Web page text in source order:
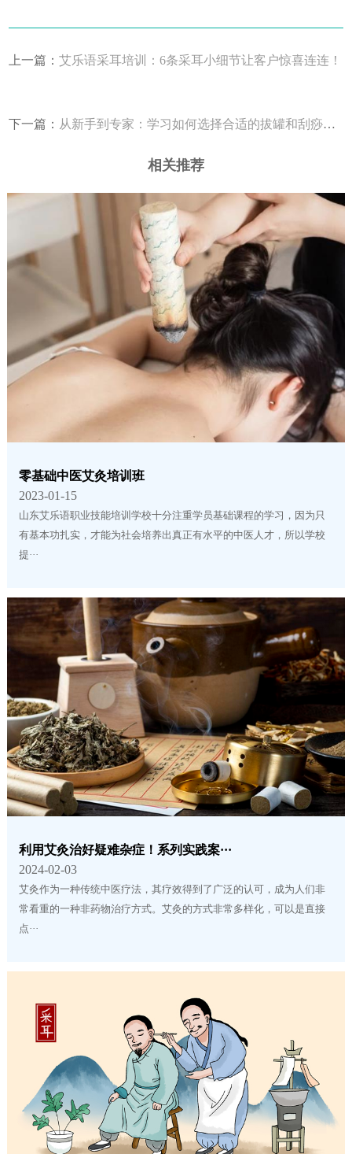
上一篇：艾乐语采耳培训：6条采耳小细节让客户惊喜连连！
下一篇： 从新手到专家：学习如何选择合适的拔罐和刮痧工具
相关推荐
零基础中医艾灸培训班
2023-01-15
山东艾乐语职业技能培训学校十分注重学员基础课程的学习，因为只
有基本功扎实，才能为社会培养出真正有水平的中医人才，所以学校
提···
利用艾灸治好疑难杂症！系列实践案···
2024-02-03
艾灸作为一种传统中医疗法，其疗效得到了广泛的认可，成为人们非
常看重的一种非药物治疗方式。艾灸的方式非常多样化，可以是直接
点···